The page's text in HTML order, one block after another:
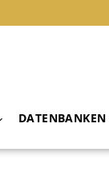
DATENBANKEN